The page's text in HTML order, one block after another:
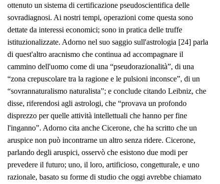
ottenuto un sistema di certificazione pseudoscientifica delle
sovradiagnosi. Ai nostri tempi, operazioni come questa sono
dettate da interessi economici; sono in pratica delle truffe
istituzionalizzate. Adorno nel suo saggio sull'astrologia [24] parla
di quest'altro aracnismo che continua ad accompagnare il
cammino dell'uomo come di una “pseudorazionalità”, di una
“zona crepuscolare tra la ragione e le pulsioni inconsce”, di un
“sovrannaturalismo naturalista”; e conclude citando Leibniz, che
disse, riferendosi agli astrologi, che “provava un profondo
disprezzo per quelle attività intellettuali che hanno per fine
l'inganno”. Adorno cita anche Cicerone, che ha scritto che un
aruspice non può incontrarne un altro senza ridere. Cicerone,
parlando degli aruspici, osservò che esistono due modi per
prevedere il futuro; uno, il loro, artificioso, congetturale, e uno
razionale, basato su forme di studio che oggi avrebbe chiamato